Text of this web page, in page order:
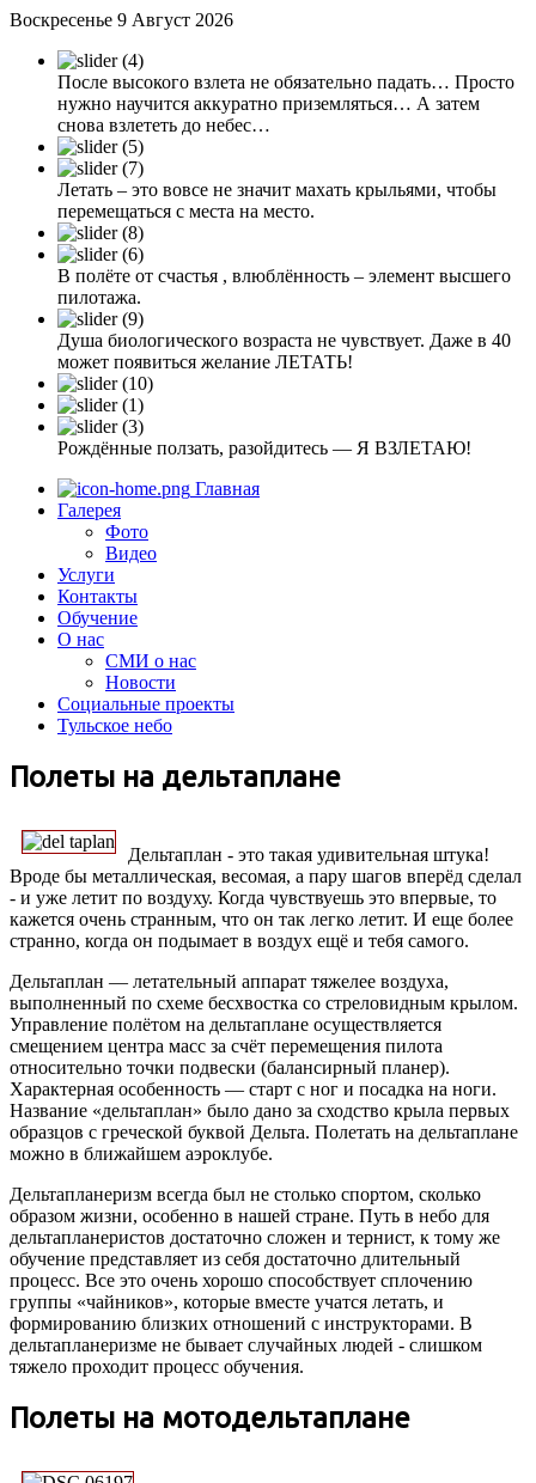
Воскресенье 9 Август 2026
После высокого взлета не обязательно падать… Просто
нужно научится аккуратно приземляться… А затем
снова взлететь до небес…
Летать – это вовсе не значит махать крыльями, чтобы
перемещаться с места на место.
В полёте от счастья , влюблённость – элемент высшего
пилотажа.
Душа биологического возраста не чувствует. Даже в 40
может появиться желание ЛЕТАТЬ!
Рождённые ползать, разойдитесь — Я ВЗЛЕТАЮ!
Главная
Галерея
Фото
Видео
Услуги
Контакты
Обучение
О нас
СМИ о нас
Новости
Социальные проекты
Тульское небо
Полеты на дельтаплане
Дельтаплан - это такая удивительная штука!
Вроде бы металлическая, весомая, а пару шагов вперёд сделал
- и уже летит по воздуху. Когда чувствуешь это впервые, то
кажется очень странным, что он так легко летит. И еще более
странно, когда он подымает в воздух ещё и тебя самого.
Дельтаплан — летательный аппарат тяжелее воздуха,
выполненный по схеме бесхвостка со стреловидным крылом.
Управление полётом на дельтаплане осуществляется
смещением центра масс за счёт перемещения пилота
относительно точки подвески (балансирный планер).
Характерная особенность — старт с ног и посадка на ноги.
Название «дельтаплан» было дано за сходство крыла первых
образцов с греческой буквой Дельта. Полетать на дельтаплане
можно в ближайшем аэроклубе.
Дельтапланеризм всегда был не столько спортом, сколько
образом жизни, особенно в нашей стране. Путь в небо для
дельтапланеристов достаточно сложен и тернист, к тому же
обучение представляет из себя достаточно длительный
процесс. Все это очень хорошо способствует сплочению
группы «чайников», которые вместе учатся летать, и
формированию близких отношений с инструкторами. В
дельтапланеризме не бывает случайных людей - слишком
тяжело проходит процесс обучения.
Полеты на мотодельтаплане